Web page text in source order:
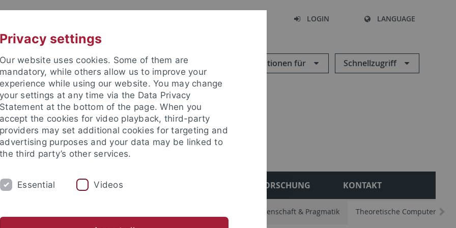
LOGIN LANGUAGE
Informationen für Schnellzugriff
ARBEITSBEREICHE FORSCHUNG KONTAKT
Allg. Sprachwissenschaft & Pragmatik Theoretische
Privacy settings
Our website uses cookies. Some of them are
mandatory, while others allow us to improve your
experience while using our website. You may change
your settings at any time via the Data Privacy
Statement at the bottom of the page. When you
accept the cookies for video playback, third-party
providers may set additional cookies for targeting and
advertising purposes and your data may be linked to
the third party’s other services.
Essential Videos